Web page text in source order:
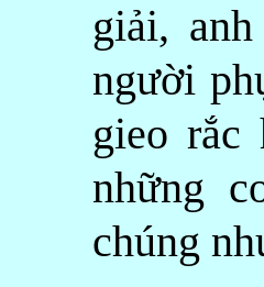
giải,
người
gieo rắc
những
chúng